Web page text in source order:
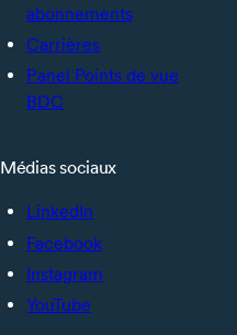
abonnements
Carrières
Panel Points de vue
BDC
Médias sociaux
LinkedIn
Facebook
Instagram
YouTube